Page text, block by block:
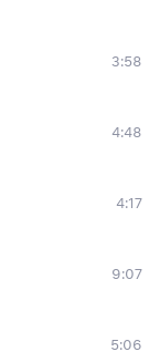
3:58
4:48
4:17
9:07
5:06